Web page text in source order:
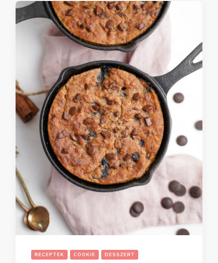
RECEPTEK COOKIE DESSZERT